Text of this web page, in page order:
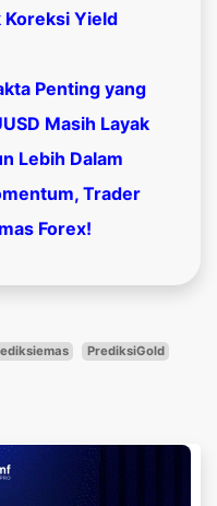
Koreksi Yield
Penting yang
Masih Layak
Lebih Dalam
Trader
Forex!
PrediksiGold